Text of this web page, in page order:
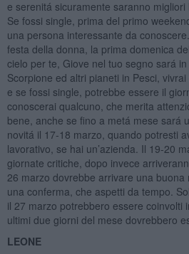
e serenitá sicuramente saranno migliori
Se fossi single, prima del primo
una persona interessante da
festa della donna, la prima domenica
cielo per te, Giove nel tuo segno sará
Scorpione ed altri pianeti in Pesci,
e se fossi single, potrebbe essere il
conoscerai qualcuno, che merita
bene, anche se fino a metá mese sará
novitá il 17-18 marzo, quando potresti
lavorativo, se hai un’azienda. Il 19-20
giornate critiche, dopo invece
26 marzo dovrebbe arrivare una
una conferma, che aspetti da tempo.
il 27 marzo potrebbero essere coinvolti
ultimi due giorni del mese dovrebbero
LEONE